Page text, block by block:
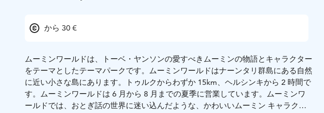
から 30 €
ムーミンワールドは、トーベ・ヤンソンの愛すべきムーミンの物語とキャラクター
をテーマとしたテーマパークです。ムーミンワールドはナーンタリ群島にある自然
に近い小さな島にあります。トゥルクからわずか 15km、ヘルシンキから 2 時間で
す。ムーミンワールドは 6 月から 8 月までの夏季に営業しています。ムーミンワ
ールドでは、おとぎ話の世界に迷い込んだような、かわいいムーミン キャラクタ